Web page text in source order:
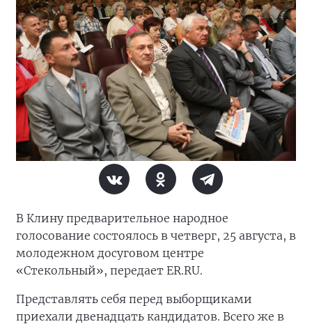
В Клину предварительное народное
голосование состоялось в четверг, 25 августа, в
молодежном досуговом центре
«Стекольный», передает ER.RU.
Представлять себя перед выборщиками
приехали двенадцать кандидатов. Всего же в